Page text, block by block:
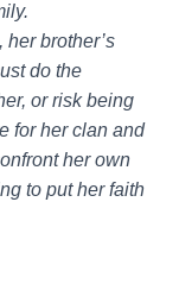
brother’s
do the
or risk being
for her clan and
her own
to put her faith